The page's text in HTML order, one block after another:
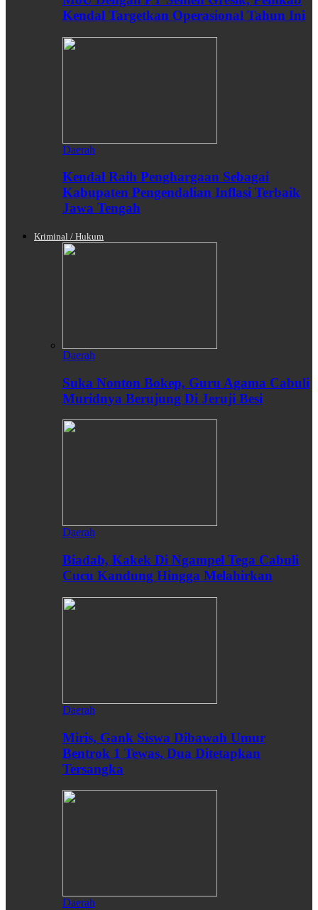
Kendal Targetkan Operasional Tahun Ini
Daerah
Kendal Raih Penghargaan Sebagai
Kabupaten Pengendalian Inflasi Terbaik
Jawa Tengah
Kriminal / Hukum
Daerah
Suka Nonton Bokep, Guru Agama Cabuli
Muridnya Berujung Di Jeruji Besi
Daerah
Biadab, Kakek Di Ngampel Tega Cabuli
Cucu Kandung Hingga Melahirkan
Daerah
Miris, Gank Siswa Dibawah Umur
Bentrok 1 Tewas, Dua Ditetapkan
Tersangka
Daerah